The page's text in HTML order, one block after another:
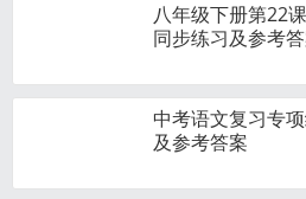
八年级下册第22
同步练习及参考
中考语文复习专项
及参考答案